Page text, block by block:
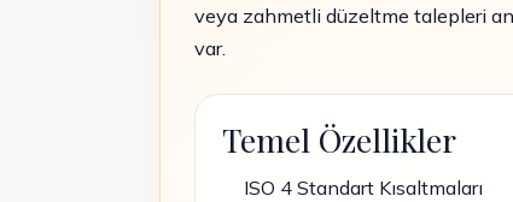
veya zahmetli düzeltme talepleri
var.
Temel Özellikler
ISO 4 Standart Kısaltmaları